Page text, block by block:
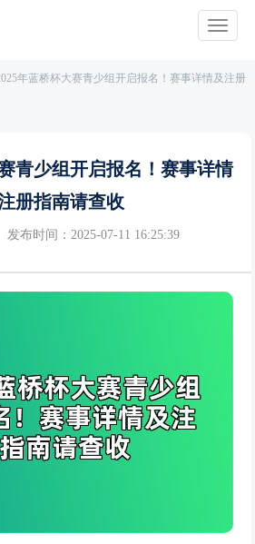
年蓝桥杯大赛青少组开启报名！赛事详情及注册
青少组开启报名！赛事详情
册指南请查收
发布时间：2025-07-11 16:25:39